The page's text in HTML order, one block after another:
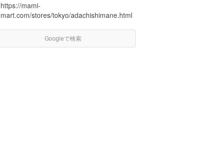
https://mami-
mart.com/stores/tokyo/adachishimane.html
Googleで検索